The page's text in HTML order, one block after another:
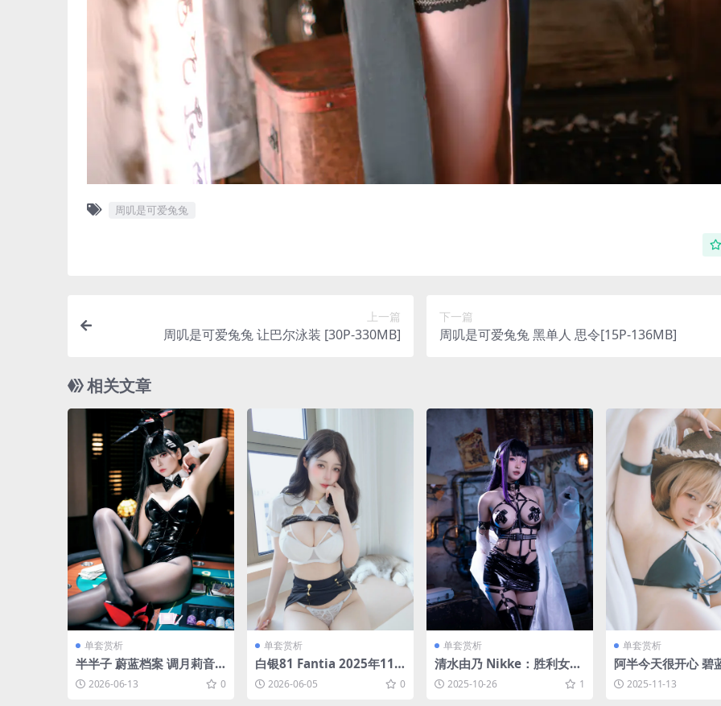
周叽是可爱兔兔
上一篇
周叽是可爱兔兔 让巴尔泳装 [30P-330MB]
下一篇
周叽是可爱兔兔 黑单人 思令[15P-136MB]
相关文章
单套赏析
半半子 蔚蓝档案 调月莉音
兔女郎[58P-6V-400.2M]
2026-06-13 0
单套赏析
白银81 Fantia 2025年11
月会员合集(15套)[124P-3V
-946.9M]
2026-06-05 0
单套赏析
清水由乃 Nikke：胜利女神
米哈拉同人[62P-1V-781.1
M]
2025-10-26 1
单套赏析
阿半今天很开心 碧
让巴尔泳装[20P-
2025-11-13